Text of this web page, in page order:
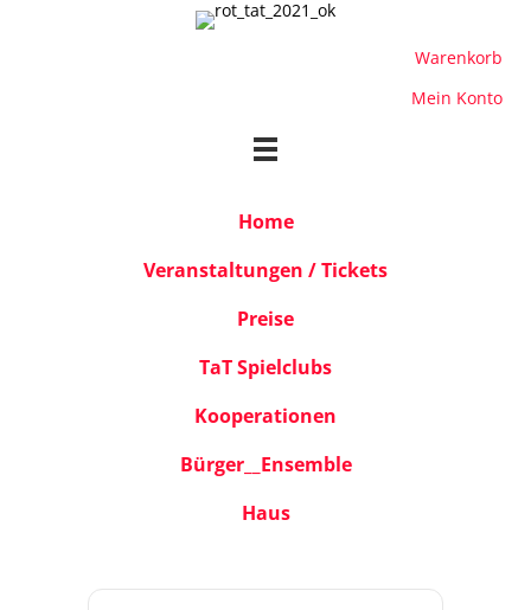
Warenkorb
Mein Konto
Home
Veranstaltungen / Tickets
Preise
TaT Spielclubs
Kooperationen
Bürger__Ensemble
Haus